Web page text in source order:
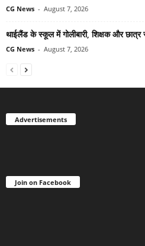
CG News - August 7, 2026
थाईलैंड के स्कूल में गोलीबारी, शिक्षक और छात्र
CG News - August 7, 2026
Advertisements
Join on Facebook